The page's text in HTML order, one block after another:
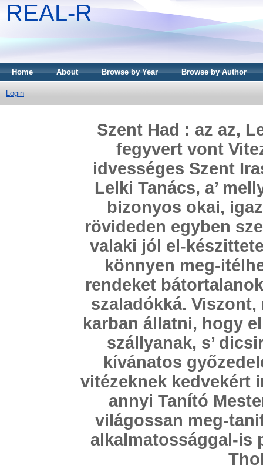
REAL-R
Home About Browse by Year Browse by Author
Login
Szent Had : az az,
fegyvert vont
idvességes Szent
Lelki Tanács, a’
bizonyos okai,
rövideden egyben
valaki jól el-
könnyen meg-
rendeket
szaladókká.
karban állatni, hogy
szállyanak, s’
kívánatos
vitézeknek kedvekért
annyi Tanító
világossan meg-
alkalmatossággal-is